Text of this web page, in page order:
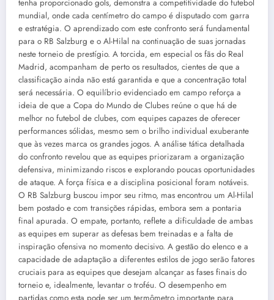
tenha proporcionado gols, demonstra a competitividade do futebol
mundial, onde cada centímetro do campo é disputado com garra
e estratégia. O aprendizado com este confronto será fundamental
para o RB Salzburg e o Al-Hilal na continuação de suas jornadas
neste torneio de prestígio. A torcida, em especial os fãs do Real
Madrid, acompanham de perto os resultados, cientes de que a
classificação ainda não está garantida e que a concentração total
será necessária. O equilíbrio evidenciado em campo reforça a
ideia de que a Copa do Mundo de Clubes reúne o que há de
melhor no futebol de clubes, com equipes capazes de oferecer
performances sólidas, mesmo sem o brilho individual exuberante
que às vezes marca os grandes jogos. A análise tática detalhada
do confronto revelou que as equipes priorizaram a organização
defensiva, minimizando riscos e explorando poucas oportunidades
de ataque. A força física e a disciplina posicional foram notáveis.
O RB Salzburg buscou impor seu ritmo, mas encontrou um Al-Hilal
bem postado e com transições rápidas, embora sem a pontaria
final apurada. O empate, portanto, reflete a dificuldade de ambas
as equipes em superar as defesas bem treinadas e a falta de
inspiração ofensiva no momento decisivo. A gestão do elenco e a
capacidade de adaptação a diferentes estilos de jogo serão fatores
cruciais para as equipes que desejam alcançar as fases finais do
torneio e, idealmente, levantar o troféu. O desempenho em